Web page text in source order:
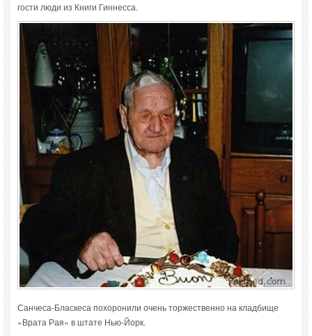
гости люди из Книги Гиннесса.
Санчеса-Бласкеса похоронили очень торжественно на кладбище
«Врата Рая» в штате Нью-Йорк.